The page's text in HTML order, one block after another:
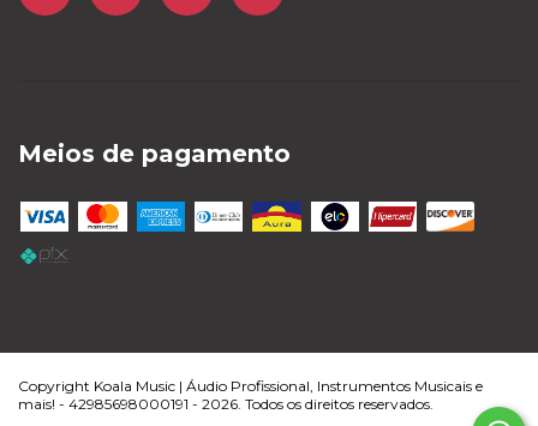
Meios de pagamento
Copyright Koala Music | Áudio Profissional, Instrumentos Musicais e
mais! - 42985698000191 - 2026. Todos os direitos reservados.